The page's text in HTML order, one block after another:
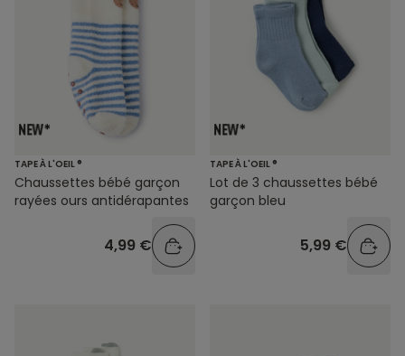
TAPE À L'OEIL ®
Chaussettes bébé garçon
rayées ours antidérapantes
4,99 €
TAPE À L'OEIL ®
Lot de 3 chaussettes bébé
garçon bleu
5,99 €